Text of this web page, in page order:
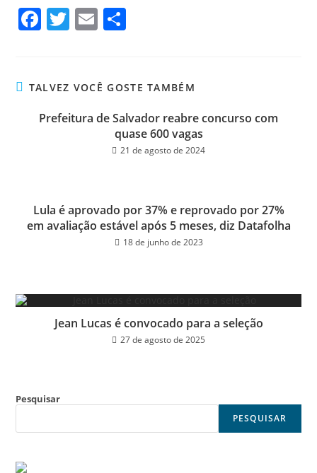
Fa
ok
T
er
E
TALVEZ VOCÊ GOSTE TAMBÉM
Prefeitura de Salvador reabre concurso com
quase 600 vagas
21 de agosto de 2024
Lula é aprovado por 37% e reprovado por 27%
em avaliação estável após 5 meses, diz Datafolha
18 de junho de 2023
Jean Lucas é convocado para a seleção
27 de agosto de 2025
Pesquisar
PESQUISAR